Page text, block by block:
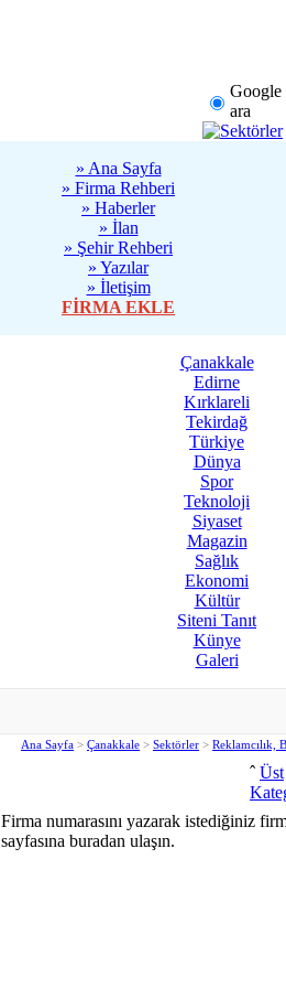
Google
ara
» Ana Sayfa
» Firma Rehberi
» Haberler
» İlan
» Şehir Rehberi
» Yazılar
» İletişim
FİRMA EKLE
Çanakkale
Edirne
Kırklareli
Tekirdağ
Türkiye
Dünya
Spor
Teknoloji
Siyaset
Magazin
Sağlık
Ekonomi
Kültür
Siteni Tanıt
Künye
Galeri
Ana Sayfa > Çanakkale > Sektörler > Reklamcılık,
ˆÜst
Firma numarasını yazarak istediğiniz
sayfasına buradan ulaşın.